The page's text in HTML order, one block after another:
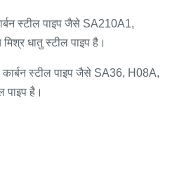
स्टील पाइप जैसे SA210A1,
धातु स्टील पाइप है।
कार्बन स्टील पाइप जैसे SA36, H08A,
पाइप है।